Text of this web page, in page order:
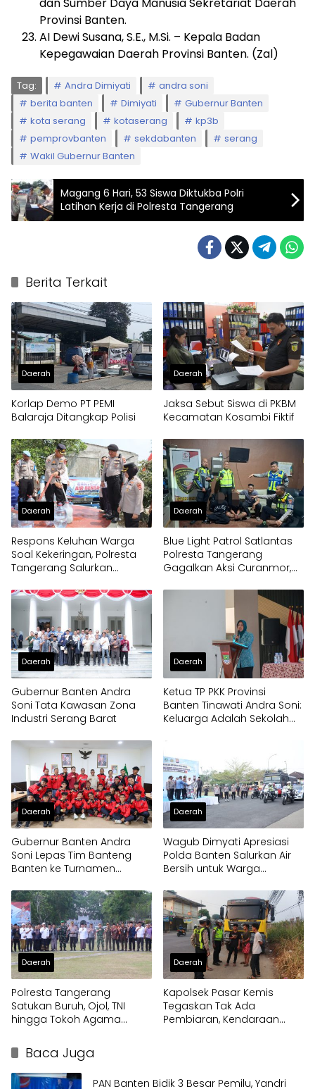
Provinsi Banten.
AI Dewi Susana, S.E., M.Si. – Kepala Badan
Kepegawaian Daerah Provinsi Banten. (Zal)
Tag: Andra Dimiyati
andra soni
berita banten
Dimiyati
Gubernur Banten
kota serang
kotaserang
kp3b
pemprovbanten
sekdabanten
serang
Wakil Gubernur Banten
Magang 6 Hari, 53 Siswa Diktukba Polri
Latihan Kerja di Polresta Tangerang
Berita Terkait
Daerah
Korlap Demo PT PEMI
Balaraja Ditangkap Polisi
Daerah
Jaksa Sebut Siswa di PKBM
Kecamatan Kosambi Fiktif
Daerah
Respons Keluhan Warga
Soal Kekeringan, Polresta
Tangerang Salurkan
Panongan
Daerah
Blue Light Patrol Satlantas
Polresta Tangerang
Gagalkan Aksi Curanmor,
Daerah
Gubernur Banten Andra
Soni Tata Kawasan Zona
Industri Serang Barat
Daerah
Ketua TP PKK Provinsi
Banten Tinawati Andra Soni:
Keluarga Adalah Sekolah
Daerah
Gubernur Banten Andra
Soni Lepas Tim Banteng
Banten ke Turnamen
Daerah
Wagub Dimyati Apresiasi
Polda Banten Salurkan Air
Bersih untuk Warga
Daerah
Polresta Tangerang
Satukan Buruh, Ojol, TNI
hingga Tokoh Agama
Daerah
Kapolsek Pasar Kemis
Tegaskan Tak Ada
Pembiaran, Kendaraan
Baca Juga
PAN Banten Bidik 3 Besar Pemilu, Yandri